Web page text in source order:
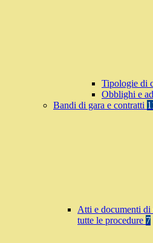
Tipologie di
Obblighi e
Bandi di gara e contratti
Atti e documenti di
tutte le procedure 7